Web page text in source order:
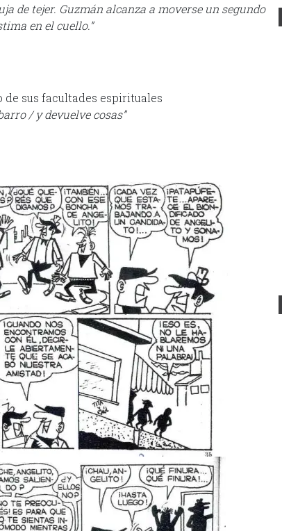
de tejer. Guzmán alcanza a moverse un segundo
en el cuello.”
sus facultades espirituales
/ y devuelve cosas”